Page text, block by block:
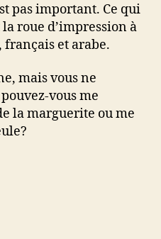
pas important. Ce qui
la roue d’impression à
français et arabe.
mais vous ne
vous me
la marguerite ou me